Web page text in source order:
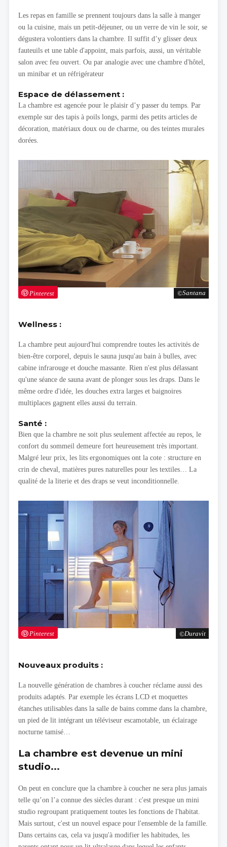
Santana
Pinterest
Les repas en famille se prennent toujours dans la salle à manger
ou la cuisine, mais un petit-déjeuner, ou un verre de vin le soir, se
dégustera volontiers dans la chambre. Il suffit d’y glisser deux
fauteuils et une table d'appoint, mais parfois, aussi, un véritable
salon avec feu ouvert. Ou par analogie avec une chambre d'hôtel,
un minibar et un réfrigérateur
Espace de délassement :
La chambre est agencée pour le plaisir d’y passer du temps. Par
exemple sur des tapis à poils longs, parmi des petits articles de
décoration, matériaux doux ou de charme, ou des teintes murales
dorées.
Duravit
Pinterest
Wellness :
La chambre peut aujourd'hui comprendre toutes les activités de
bien-être corporel, depuis le sauna jusqu'au bain à bulles, avec
cabine infrarouge et douche massante. Rien n'est plus délassant
qu'une séance de sauna avant de plonger sous les draps. Dans le
même ordre d'idée, les douches extra larges et baignoires
multiplaces gagnent elles aussi du terrain.
Santé :
Bien que la chambre ne soit plus seulement affectée au repos, le
confort du sommeil demeure fort heureusement très important.
Malgré leur prix, les lits ergonomiques ont la cote : structure en
crin de cheval, matières pures naturelles pour les textiles… La
qualité de la literie et des draps se veut inconditionnelle.
Nouveaux produits :
La nouvelle génération de chambres à coucher réclame aussi des
produits adaptés. Par exemple les écrans LCD et moquettes
étanches utilisables dans la salle de bains comme dans la chambre,
un pied de lit intégrant un téléviseur escamotable, un éclairage
nocturne tamisé…
La chambre est devenue un mini
studio...
On peut en conclure que la chambre à coucher ne sera plus jamais
telle qu’on l’a connue des siècles durant : c'est presque un mini
studio regroupant pratiquement toutes les fonctions de l'habitat.
Mais surtout, c'est un nouvel espace pour l'ensemble de la famille.
Dans certains cas, cela va jusqu'à modifier les habitudes, les